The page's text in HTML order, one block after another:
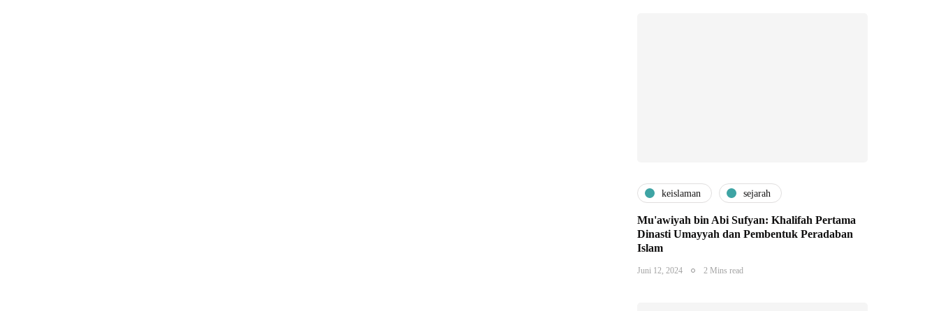
keislaman sejarah
Mu'awiyah bin Abi Sufyan: Khalifah Pertama
Dinasti Umayyah dan Pembentuk Peradaban
Islam
Juni 12, 2024 2 Mins read